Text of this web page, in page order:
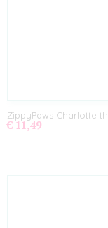
ZippyPaws Charlotte
€ 11,49